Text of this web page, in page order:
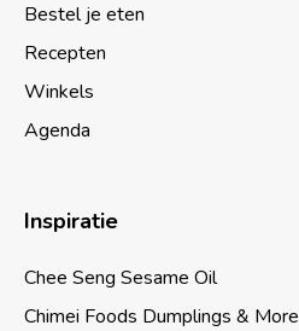
Bestel je eten
Recepten
Winkels
Agenda
Inspiratie
Chee Seng Sesame Oil
Chimei Foods Dumplings & More